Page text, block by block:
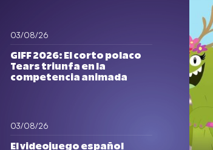
03/08/26
GIFF 2026: El corto polaco
Tears triunfa en la
competencia animada
03/08/26
El videojuego español